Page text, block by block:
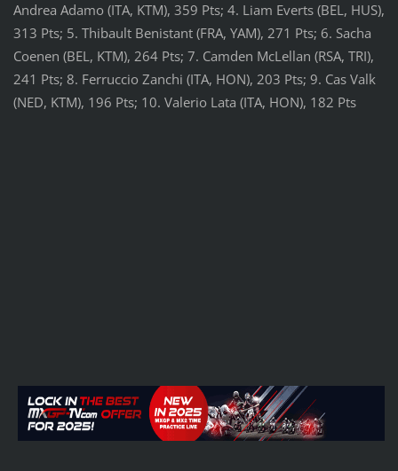
Andrea Adamo (ITA, KTM), 359 Pts; 4. Liam Everts (BEL, HUS),
313 Pts; 5. Thibault Benistant (FRA, YAM), 271 Pts; 6. Sacha
Coenen (BEL, KTM), 264 Pts; 7. Camden McLellan (RSA, TRI),
241 Pts; 8. Ferruccio Zanchi (ITA, HON), 203 Pts; 9. Cas Valk
(NED, KTM), 196 Pts; 10. Valerio Lata (ITA, HON), 182 Pts